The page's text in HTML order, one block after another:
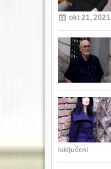
okt 21, 2021
isključeni